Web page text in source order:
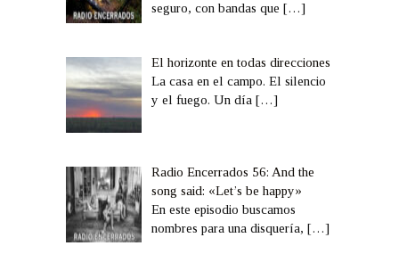
seguro, con bandas que[…]
El horizonte en todas direcciones
La casa en el campo. El silencio
y el fuego. Un día[…]
Radio Encerrados 56: And the
song said: «Let’s be happy»
En este episodio buscamos
nombres para una disquería,[…]